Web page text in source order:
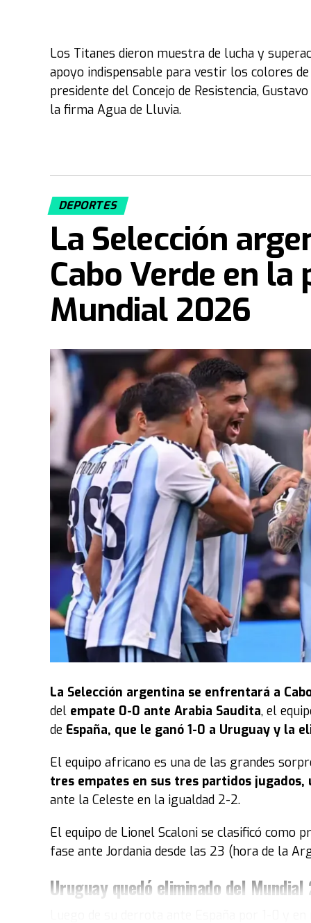
Los Titanes dieron muestra de lucha y
apoyo indispensable para vestir los colores
presidente del Concejo de Resistencia,
la firma Agua de Lluvia.
DEPORTES
La Selección
Cabo Verde en
Mundial 2026
La Selección argentina se enfrentará a
del empate 0-0 ante Arabia Saudita, el
de España, que le ganó 1-0 a Uruguay y la
El equipo africano es una de las grandes
tres empates en sus tres partidos
ante la Celeste en la igualdad 2-2.
El equipo de Lionel Scaloni se clasificó como
fase ante Jordania desde las 23 (hora de la
Uruguay quedó eliminado del Mundial